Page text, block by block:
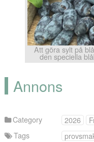
Att göra sylt på
den speciella
Annons
Category 2026
Tags